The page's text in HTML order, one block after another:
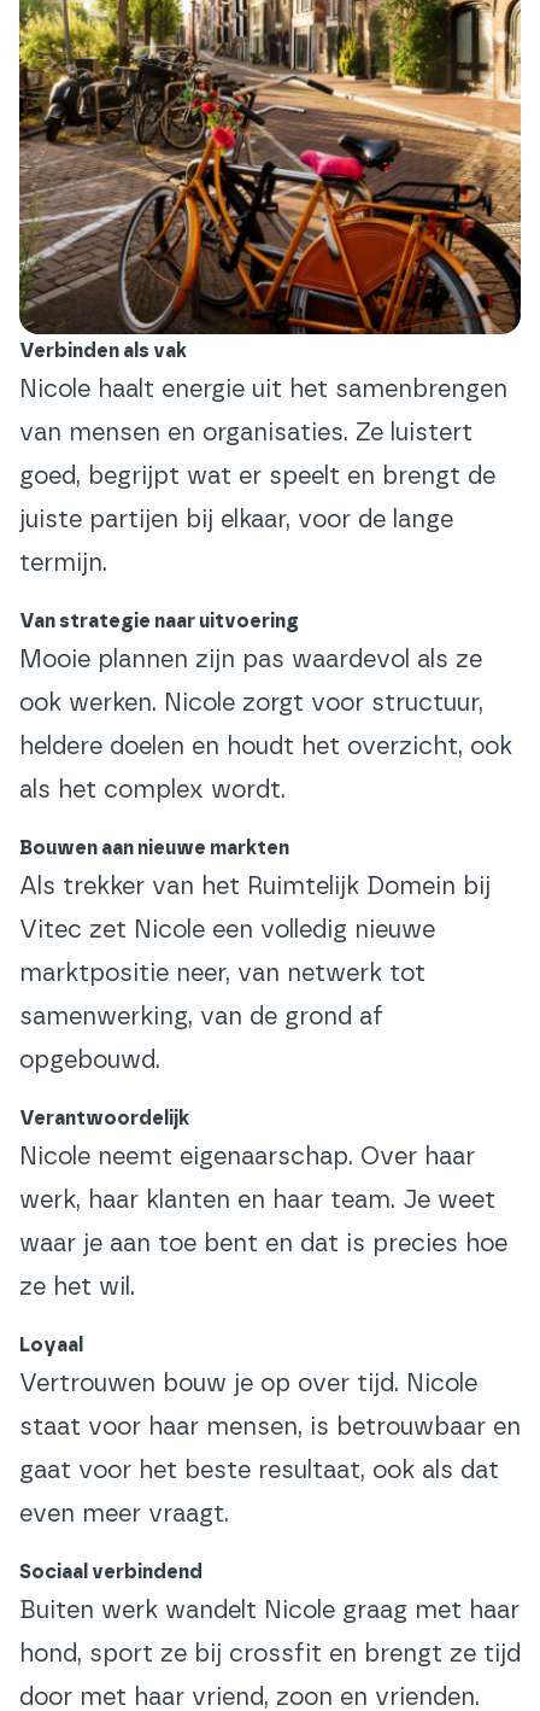
Verbinden als vak
Nicole haalt energie uit het samenbrengen
van mensen en organisaties. Ze luistert
goed, begrijpt wat er speelt en brengt de
juiste partijen bij elkaar, voor de lange
termijn.
Van strategie naar uitvoering
Mooie plannen zijn pas waardevol als ze
ook werken. Nicole zorgt voor structuur,
heldere doelen en houdt het overzicht, ook
als het complex wordt.
Bouwen aan nieuwe markten
Als trekker van het Ruimtelijk Domein bij
Vitec zet Nicole een volledig nieuwe
marktpositie neer, van netwerk tot
samenwerking, van de grond af
opgebouwd.
Verantwoordelijk
Nicole neemt eigenaarschap. Over haar
werk, haar klanten en haar team. Je weet
waar je aan toe bent en dat is precies hoe
ze het wil.
Loyaal
Vertrouwen bouw je op over tijd. Nicole
staat voor haar mensen, is betrouwbaar en
gaat voor het beste resultaat, ook als dat
even meer vraagt.
Sociaal verbindend
Buiten werk wandelt Nicole graag met haar
hond, sport ze bij crossfit en brengt ze tijd
door met haar vriend, zoon en vrienden.